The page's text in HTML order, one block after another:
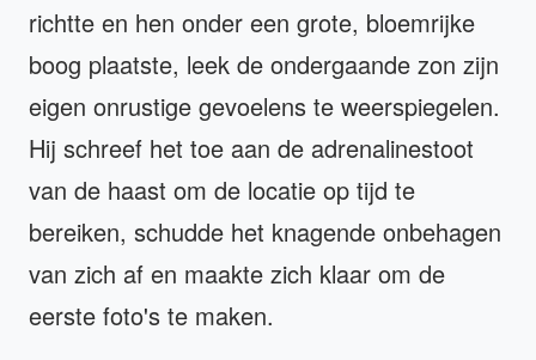
richtte en hen onder een grote, bloemrijke
boog plaatste, leek de ondergaande zon zijn
eigen onrustige gevoelens te weerspiegelen.
Hij schreef het toe aan de adrenalinestoot
van de haast om de locatie op tijd te
bereiken, schudde het knagende onbehagen
van zich af en maakte zich klaar om de
eerste foto's te maken.